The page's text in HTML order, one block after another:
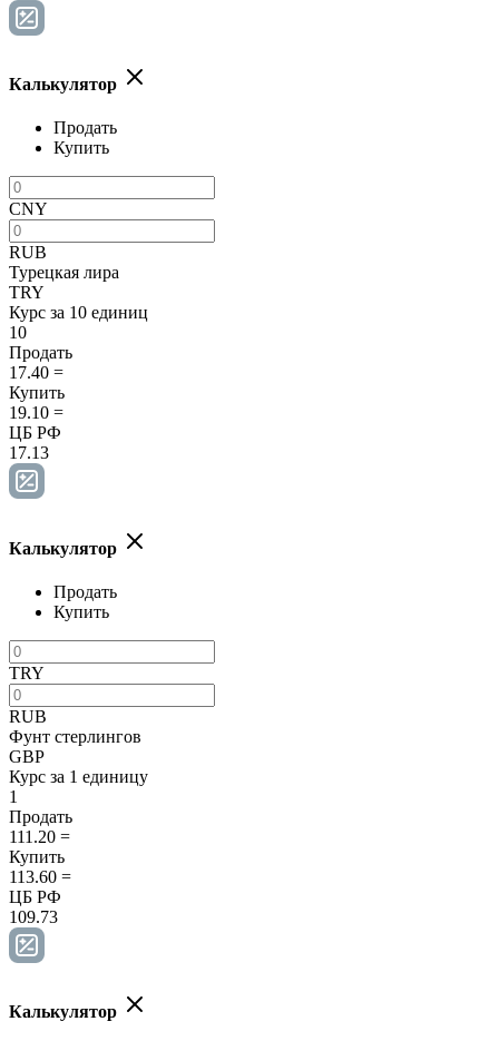
Калькулятор
Продать
Купить
CNY
RUB
Турецкая лира
TRY
Курс за 10 единиц
10
Продать
17.40 =
Купить
19.10 =
ЦБ РФ
17.13
Калькулятор
Продать
Купить
TRY
RUB
Фунт стерлингов
GBP
Курс за 1 единицу
1
Продать
111.20 =
Купить
113.60 =
ЦБ РФ
109.73
Калькулятор